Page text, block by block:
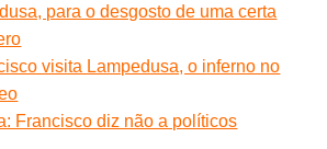
para o desgosto de uma certa
visita Lampedusa, o inferno no
Francisco diz não a políticos